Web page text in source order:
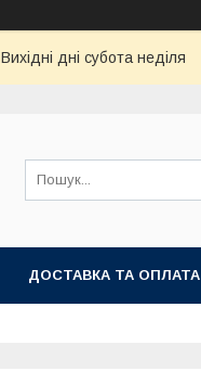
Вихідні дні субота неділя
ДОСТАВКА ТА ОПЛАТА